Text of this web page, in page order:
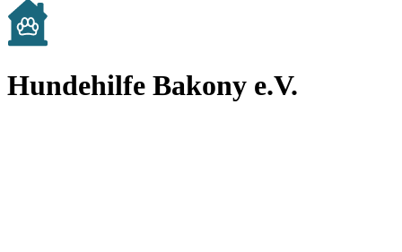
Hundehilfe Bakony e.V.